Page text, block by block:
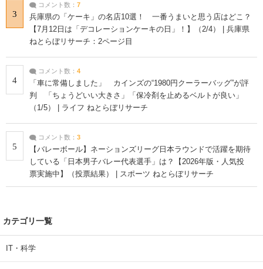
3
コメント数： 7
兵庫県の「ケーキ」の名店10選！ 一番うまいと思う店はどこ？
【7月12日は「デコレーションケーキの日」！】（2/4） | 兵庫県
ねとらぼリサーチ：2ページ目
4
コメント数： 4
「車に常備しました」 カインズの“1980円クーラーバッグ”が評
判 「ちょうどいい大きさ」「保冷剤を止めるベルトが良い」
（1/5） | ライフ ねとらぼリサーチ
5
コメント数： 3
【バレーボール】ネーションズリーグ日本ラウンドで活躍を期待
している「日本男子バレー代表選手」は？【2026年版・人気投
票実施中】（投票結果） | スポーツ ねとらぼリサーチ
カテゴリ一覧
IT・科学